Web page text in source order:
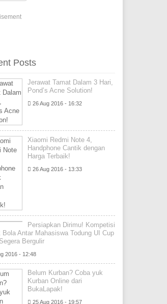
Posts
Jerawat Tamat Dalam 3 Hari,
Pond’s Acne Solution!
26 Aug 2016 - 16:32
Xiaomi Redmi Note 4,
Handphone Cantik dengan
Harga Terbaik!
26 Aug 2016 - 13:33
Persiapkan Dirimu! Kompetisi
Bola Antar Mahasiswa Todung UI Cup
Bergulir
2016 - 12:48
Belum Kurban? Coba yuk
Kurban Online dari
BukaLapak!
25 Aug 2016 - 19:57